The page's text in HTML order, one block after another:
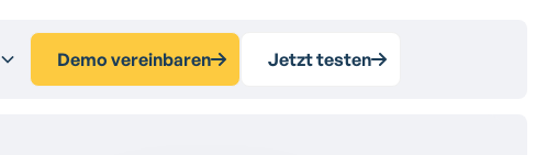
Demo vereinbaren Jetzt testen